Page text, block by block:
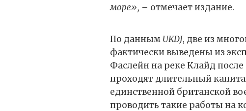
море», – отмечает издание.
По данным UKDJ, две из
фактически выведены из
Фаслейн на реке Клайд
проходят длительный
единственной британской
проводить такие работы на